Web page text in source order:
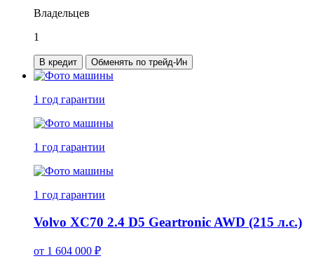
Владельцев
1
В кредит Обменять по трейд-Ин
1 год гарантии
1 год гарантии
1 год гарантии
Volvo XC70 2.4 D5 Geartronic AWD (215 л.с.)
от 1 604 000 ₽